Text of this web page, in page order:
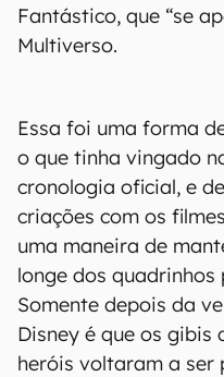
Fantástico, que “se
Multiverso.
Essa foi uma forma
o que tinha vingado
cronologia oficial, e
criações com os
uma maneira de
longe dos
Somente depois da
Disney é que os
heróis voltaram a ser